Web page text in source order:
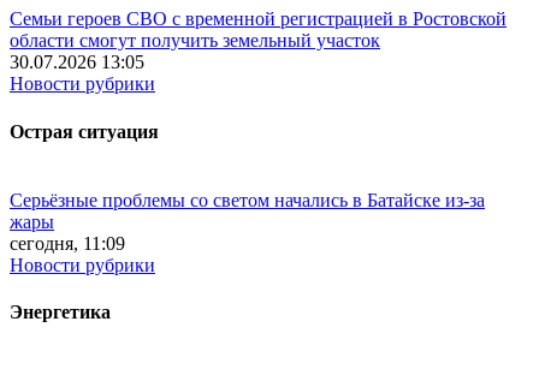
Семьи героев СВО с временной регистрацией в Ростовской
области смогут получить земельный участок
30.07.2026 13:05
Новости рубрики
Острая ситуация
Серьёзные проблемы со светом начались в Батайске из-за
жары
сегодня, 11:09
Новости рубрики
Энергетика